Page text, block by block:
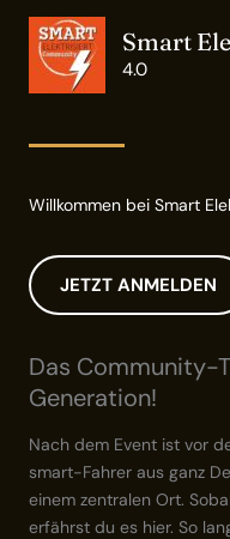
Zum
Inhalt
springen
Smart
4.0
Willkommen bei Smart
JETZT ANMELDEN
Das Community-
Generation!
Nach dem Event ist vor
smart-Fahrer aus ganz
einem zentralen Ort.
erfährst du es hier. So